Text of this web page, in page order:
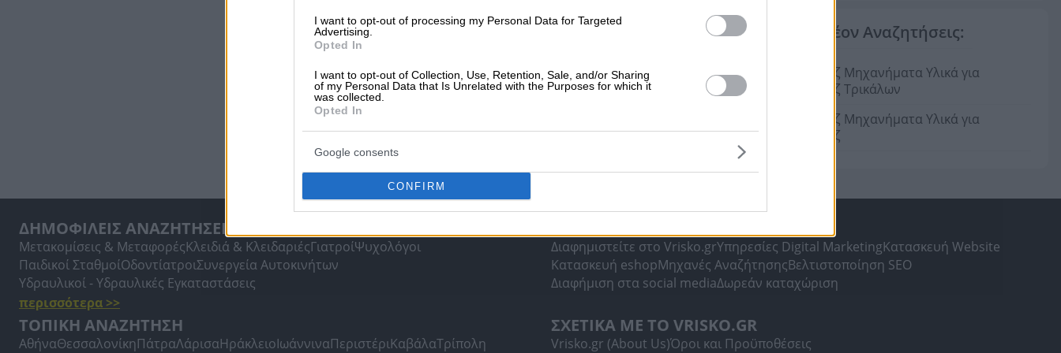
I want to opt-out of processing my Personal Data for Targeted
Advertising.
Opted In
I want to opt-out of Collection, Use, Retention, Sale, and/or Sharing
of my Personal Data that Is Unrelated with the Purposes for which it
was collected.
Opted In
Google consents
CONFIRM
Επιπλέον Αναζητήσεις:
Τατουάζ Μηχανήματα Υλικά για
Τατουάζ Τρικάλων
Τατουάζ Μηχανήματα Υλικά για
Τατουάζ
ΔΗΜΟΦΙΛΕΙΣ ΑΝΑΖΗΤΗΣΕΙΣ
Μετακομίσεις & ΜεταφορέςΚλειδιά & ΚλειδαριέςΓιατροίΨυχολόγοι
Παιδικοί ΣταθμοίΟδοντίατροιΣυνεργεία Αυτοκινήτων
Υδραυλικοί - Υδραυλικές Εγκαταστάσεις
περισσότερα >>
Διαφημιστείτε στο Vrisko.grΥπηρεσίες Digital MarketingΚατασκευή Website
Κατασκευή eshopΜηχανές ΑναζήτησηςΒελτιστοποίηση SEO
Διαφήμιση στα social mediaΔωρεάν καταχώριση
ΤΟΠΙΚΗ ΑΝΑΖΗΤΗΣΗ
ΑθήναΘεσσαλονίκηΠάτραΛάρισαΗράκλειοΙωάννιναΠεριστέριΚαβάλαΤρίπολη
ΣΧΕΤΙΚΑ ΜΕ ΤΟ VRISKO.GR
Vrisko.gr (About Us)Όροι και Προϋποθέσεις